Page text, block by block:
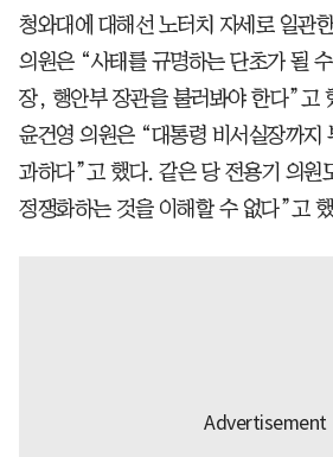
청와대에 대해선 노터치 자세로 일관
의원은 “사태를 규명하는 단초가 될
장, 행안부 장관을 불러봐야 한다”고
윤건영 의원은 “대통령 비서실장까지
과하다”고 했다. 같은 당 전용기 의원
정쟁화하는 것을 이해할 수 없다”고